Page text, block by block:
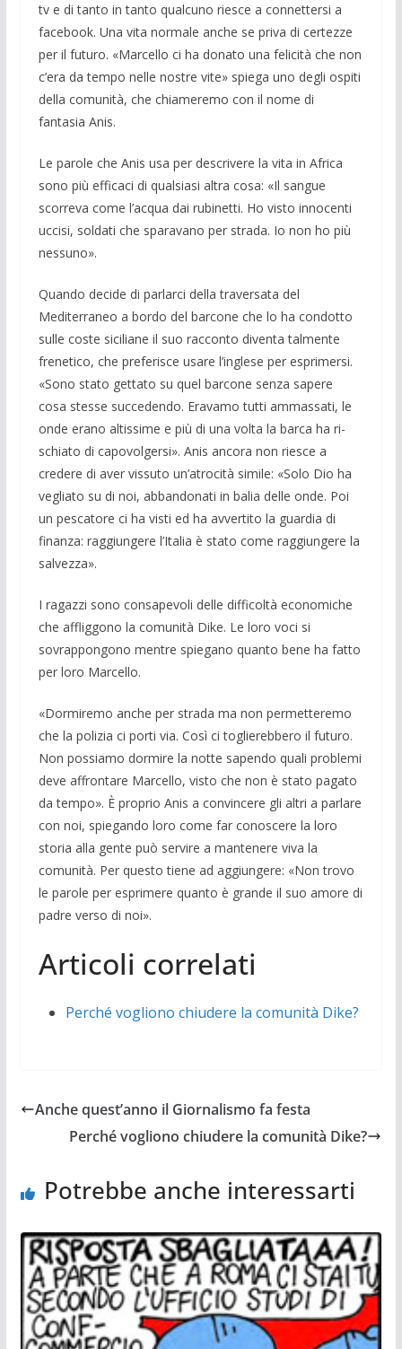
tv e di tanto in tanto qual­cuno riesce a connettersi a
face­book. Una vita normale anche se priva di cer­tezze
per il futuro. «Marcello ci ha do­nato una felicità che non
c’era da tem­po nelle nostre vite» spiega uno de­gli ospiti
della comunità, che chiamere­mo con il nome di
fantasia Anis.
Le parole che Anis usa per descrivere la vita in Africa
sono più efficaci di qualsiasi altra cosa: «Il sangue
scorreva come l’acqua dai rubinetti. Ho visto in­nocenti
uccisi, soldati che sparavano per strada. Io non ho più
nessuno».
Quando decide di parlarci della traver­sata del
Mediterraneo a bordo del barcone che lo ha condotto
sulle coste siciliane il suo racconto diventa talmente
frenetico, che preferisce usare l’inglese per espri­mersi.
«Sono stato gettato su quel barco­ne senza sapere
cosa stesse succedendo. Eravamo tutti ammassati, le
onde erano altissime e più di una volta la barca ha ri­
schiato di capovolgersi». Anis ancora non riesce a
credere di aver vissuto un’atroci­tà simile: «Solo Dio ha
vegliato su di noi, abbandonati in balia delle onde. Poi
un pescatore ci ha visti ed ha avvertito la guardia di
finanza: raggiungere l’Italia è stato come raggiungere la
salvezza».
I ragazzi sono consapevoli delle diffi­coltà economiche
che affliggono la comu­nità Dike. Le loro voci si
sovrappongono mentre spiegano quanto bene ha fatto
per loro Marcello.
«Dormiremo anche per strada ma non permetteremo
che la polizia ci porti via. Così ci toglierebbero il futuro.
Non pos­siamo dormire la notte sapendo quali pro­blemi
deve affrontare Marcello, visto che non è stato pagato
da tempo». È proprio Anis a convincere gli altri a parlare
con noi, spiegando loro come far conoscere la loro
storia alla gente può servire a mante­nere viva la
comunità. Per questo tiene ad aggiungere: «Non trovo
le parole per esprimere quanto è grande il suo amore di
padre verso di noi».
Articoli correlati
Perché vogliono chiudere la comunità Dike?
Anche quest’anno il Giornalismo fa festa
Perché vogliono chiudere la comunità Dike?
Potrebbe anche interessarti